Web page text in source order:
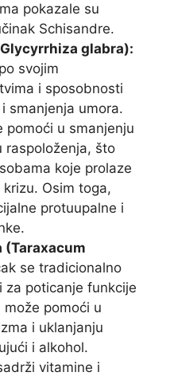
pokazale su
Schisandre.
glabra):
svojim
i sposobnosti
smanjenja umora.
pomoći u smanjenju
raspoloženja, što
koje prolaze
Osim toga,
protuupalne i
(Taraxacum
se tradicionalno
za poticanje funkcije
pomoći u
i uklanjanju
i alkohol.
vitamine i